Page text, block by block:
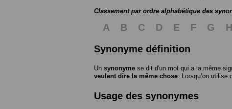
Classement par ordre alphabétique des
A B C D E F G H
Synonyme définition
Un synonyme se dit d'un mot qui a la même
veulent dire la même chose . Lorsqu’on utilise
Usage des synonymes